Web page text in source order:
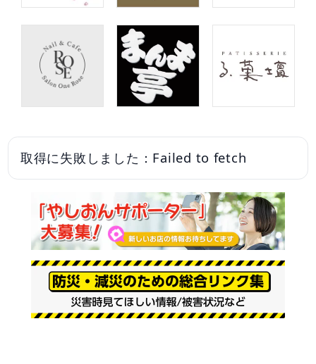
取得に失敗しました：Failed to fetch